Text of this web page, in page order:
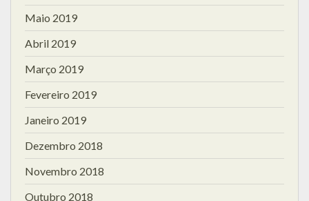
Maio 2019
Abril 2019
Março 2019
Fevereiro 2019
Janeiro 2019
Dezembro 2018
Novembro 2018
Outubro 2018